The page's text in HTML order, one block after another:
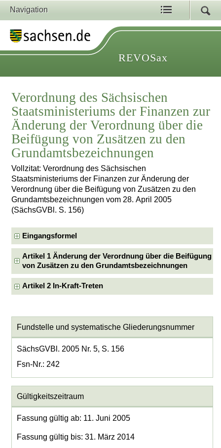
Navigation
REVOSax
Verordnung des Sächsischen
Staatsministeriums der Finanzen zur
Änderung der Verordnung über die
Beifügung von Zusätzen zu den
Grundamtsbezeichnungen
Vollzitat: Verordnung des Sächsischen
Staatsministeriums der Finanzen zur Änderung der
Verordnung über die Beifügung von Zusätzen zu den
Grundamtsbezeichnungen vom 28. April 2005
(SächsGVBl. S. 156)
Eingangsformel
Artikel 1 Änderung der Verordnung über die Beifügung
von Zusätzen zu den Grundamtsbezeichnungen
Artikel 2 In-Kraft-Treten
Fundstelle und systematische Gliederungsnummer
SächsGVBl. 2005 Nr. 5, S. 156
Fsn-Nr.: 242
Gültigkeitszeitraum
Fassung gültig ab: 11. Juni 2005
Fassung gültig bis: 31. März 2014